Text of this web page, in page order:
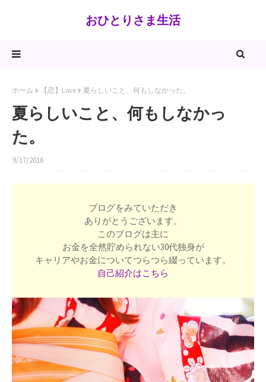
おひとりさま生活
ホーム 【恋】Love 夏らしいこと、何もしなかった。
夏らしいこと、何もしなかっ
た。
9/17/2016
ブログをみていただき
ありがとうございます。
このブログは主に
お金を全然貯められない30代独身が
キャリアやお金についてつらつら綴っています。
自己紹介はこちら